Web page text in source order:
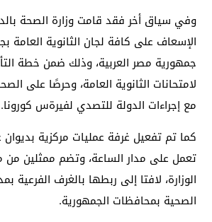
وفي سياق أخر فقد قامت وزارة الصحة
الإسعاف على كافة لجان الثانوية العامة
جمهورية مصر العربية، وذلك ضمن خطة
لامتحانات الثانوية العامة، وحرصًا على
مع إجراءات الدولة للتصدي لفيرةس كورونا.
كما تم تفعيل غرفة عمليات مركزية بديوان
تعمل على مدار الساعة، وتضم ممثلين
الوزارة، لافتا إلى ربطها بالغرف الفرعية
الصحية بمحافظات الجمهورية.